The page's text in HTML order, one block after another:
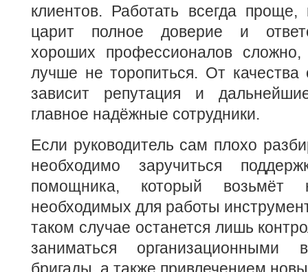
клиентов. Работать всегда проще,
царит полное доверие и
хороших профессионалов
лучше не торопиться. От качества
зависит репутация и
главное надёжные сотрудники.
Если руководитель сам плохо
необходимо заручиться
помощника, который возьмёт
необходимых для работы
таком случае останется лишь
заниматься организационными